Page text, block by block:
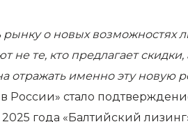
о новых возможностях
те, кто предлагает скидки,
отражать именно эту новую
России» стало
года «Балтийский